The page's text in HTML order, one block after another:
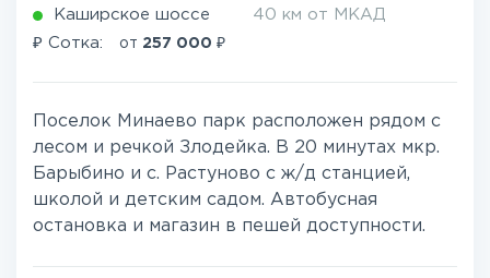
Каширское шоссе 40 км от МКАД
₽ Сотка: от 257 000 ₽
Поселок Минаево парк расположен рядом с
лесом и речкой Злодейка. В 20 минутах мкр.
Барыбино и с. Растуново с ж/д станцией,
школой и детским садом. Автобусная
остановка и магазин в пешей доступности.